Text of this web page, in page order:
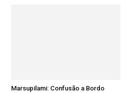
Marsupilami: Confusão a Bordo